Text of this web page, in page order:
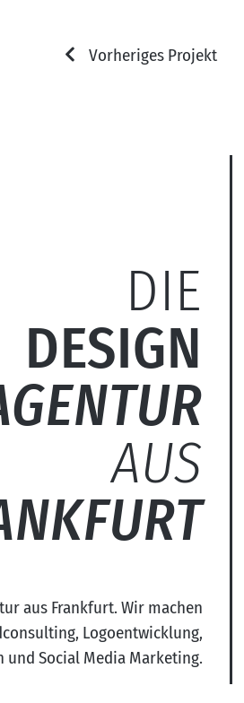
Vorheriges Projekt
DIE
DESIGN
AUS
aus Frankfurt. Wir machen
Logoentwicklung,
und Social Media Marketing.